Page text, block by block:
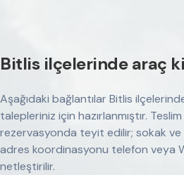
Bitlis ilçelerinde araç
Aşağıdaki bağlantılar Bitlis
talepleriniz için hazırlanmıştır.
rezervasyonda teyit edilir; sokak ve
adres koordinasyonu telefon veya
netleştirilir.